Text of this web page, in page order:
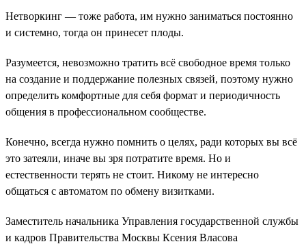
Нетворкинг — тоже работа, им нужно заниматься постоянно
и системно, тогда он принесет плоды.
Разумеется, невозможно тратить всё свободное время только
на создание и поддержание полезных связей, поэтому нужно
определить комфортные для себя формат и периодичность
общения в профессиональном сообществе.
Конечно, всегда нужно помнить о целях, ради которых вы всё
это затеяли, иначе вы зря потратите время. Но и
естественности терять не стоит. Никому не интересно
общаться с автоматом по обмену визитками.
Заместитель начальника Управления государственной службы
и кадров Правительства Москвы Ксения Власова